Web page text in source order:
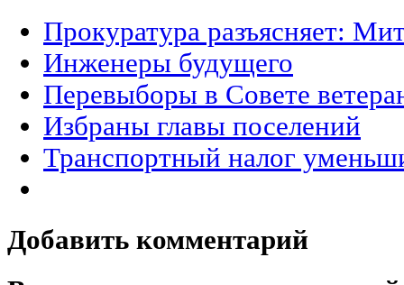
Прокуратура разъясняет:
Инженеры будущего
Перевыборы в Совете
Избраны главы поселений
Транспортный налог
Добавить комментарий